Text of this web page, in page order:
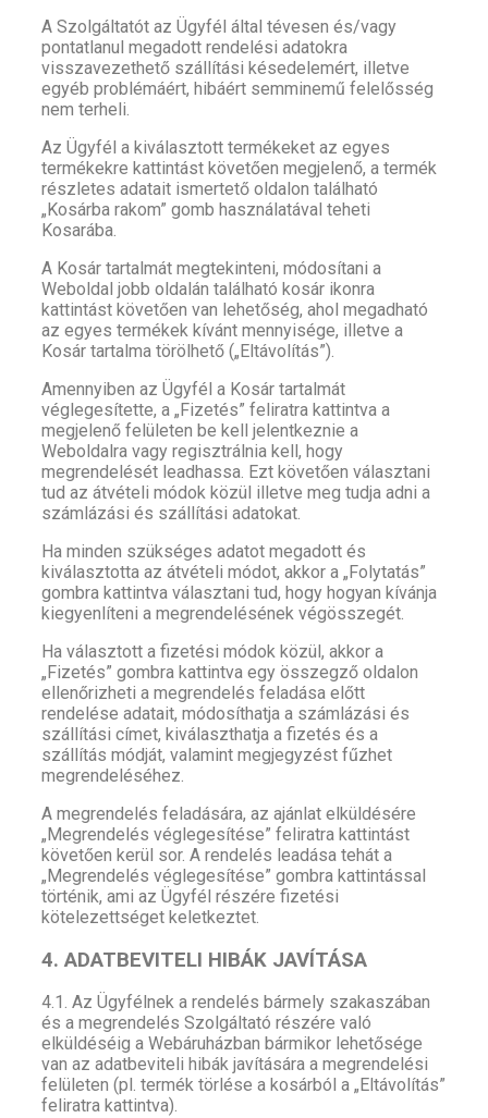
A Szolgáltatót az Ügyfél által tévesen és/vagy
pontatlanul megadott rendelési adatokra
visszavezethető szállítási késedelemért, illetve
egyéb problémáért, hibáért semminemű felelősség
nem terheli.
Az Ügyfél a kiválasztott termékeket az egyes
termékekre kattintást követően megjelenő, a termék
részletes adatait ismertető oldalon található
„Kosárba rakom” gomb használatával teheti
Kosarába.
A Kosár tartalmát megtekinteni, módosítani a
Weboldal jobb oldalán található kosár ikonra
kattintást követően van lehetőség, ahol megadható
az egyes termékek kívánt mennyisége, illetve a
Kosár tartalma törölhető („Eltávolítás”).
Amennyiben az Ügyfél a Kosár tartalmát
véglegesítette, a „Fizetés” feliratra kattintva a
megjelenő felületen be kell jelentkeznie a
Weboldalra vagy regisztrálnia kell, hogy
megrendelését leadhassa. Ezt követően választani
tud az átvételi módok közül illetve meg tudja adni a
számlázási és szállítási adatokat.
Ha minden szükséges adatot megadott és
kiválasztotta az átvételi módot, akkor a „Folytatás”
gombra kattintva választani tud, hogy hogyan kívánja
kiegyenlíteni a megrendelésének végösszegét.
Ha választott a fizetési módok közül, akkor a
„Fizetés” gombra kattintva egy összegző oldalon
ellenőrizheti a megrendelés feladása előtt
rendelése adatait, módosíthatja a számlázási és
szállítási címet, kiválaszthatja a fizetés és a
szállítás módját, valamint megjegyzést fűzhet
megrendeléséhez.
A megrendelés feladására, az ajánlat elküldésére
„Megrendelés véglegesítése” feliratra kattintást
követően kerül sor. A rendelés leadása tehát a
„Megrendelés véglegesítése” gombra kattintással
történik, ami az Ügyfél részére fizetési
kötelezettséget keletkeztet.
4. ADATBEVITELI HIBÁK JAVÍTÁSA
4.1. Az Ügyfélnek a rendelés bármely szakaszában
és a megrendelés Szolgáltató részére való
elküldéséig a Webáruházban bármikor lehetősége
van az adatbeviteli hibák javítására a megrendelési
felületen (pl. termék törlése a kosárból a „Eltávolítás”
feliratra kattintva).